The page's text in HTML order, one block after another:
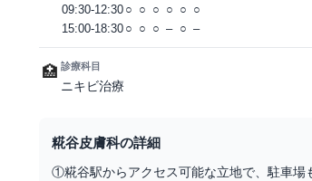
09:30-12:30 ○ ○ ○ ○ ○ ○
15:00-18:30 ○ ○ ○ – ○ –
🏥 診療科目
ニキビ治療
糀谷皮膚科の詳細
①糀谷駅からアクセス可能な立地で、駐車場